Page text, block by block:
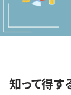
知って得す